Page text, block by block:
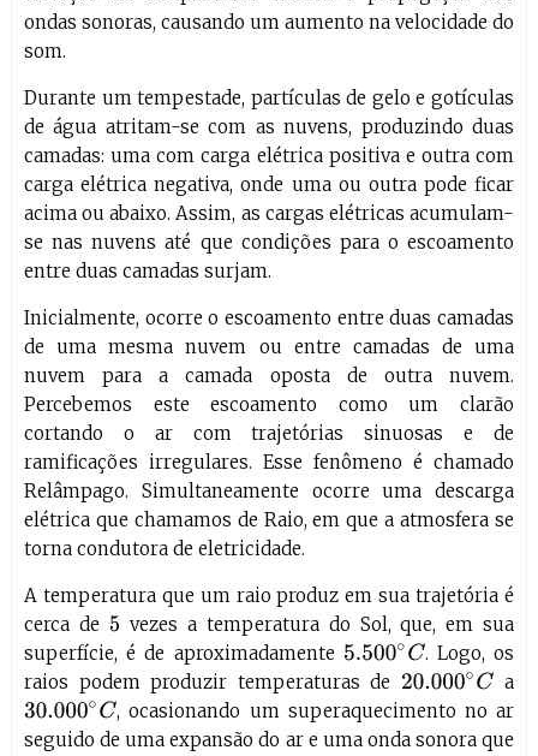
ondas sonoras, causando um aumento na velocidade do
som.
Durante um tempestade, partículas de gelo e gotículas
de água atritam-se com as nuvens, produzindo duas
camadas: uma com carga elétrica positiva e outra com
carga elétrica negativa, onde uma ou outra pode ficar
acima ou abaixo. Assim, as cargas elétricas acumulam-
se nas nuvens até que condições para o escoamento
entre duas camadas surjam.
Inicialmente, ocorre o escoamento entre duas camadas
de uma mesma nuvem ou entre camadas de uma
nuvem para a camada oposta de outra nuvem.
Percebemos este escoamento como um clarão
cortando o ar com trajetórias sinuosas e de
ramificações irregulares. Esse fenômeno é chamado
Relâmpago. Simultaneamente ocorre uma descarga
elétrica que chamamos de Raio, em que a atmosfera se
torna condutora de eletricidade.
A temperatura que um raio produz em sua trajetória é
cerca de 5 vezes a temperatura do Sol, que, em sua
superfície, é de aproximadamente 5.500∘C . Logo, os
raios podem produzir temperaturas de 20.000∘C
a
30.000∘C , ocasionando um superaquecimento no ar
seguido de uma expansão do ar e uma onda sonora que